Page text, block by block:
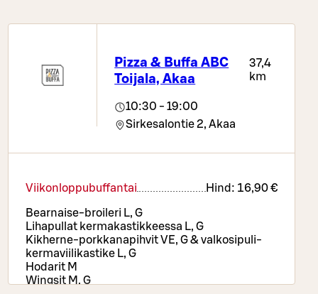
Pizza & Buffa ABC
Toijala, Akaa
37,4
km
10:30 - 19:00
Sirkesalontie 2, Akaa
Viikonloppubuffantai Hind: 16,90 €
Bearnaise-broileri L, G
Lihapullat kermakastikkeessa L, G
Kikherne-porkkanapihvit VE, G & valkosipuli-
kermaviilikastike L, G
Hodarit M
Wingsit M, G